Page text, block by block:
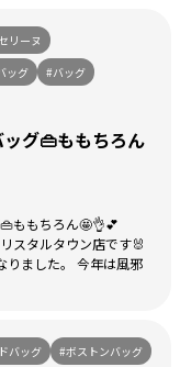
リーヌ
ッグ
#バッグ
グ👜ももちろん
ももちろん🤩👌💕
スタルタウン店です🐰
りました。 今年は風邪
バッグ
#ボストンバッグ